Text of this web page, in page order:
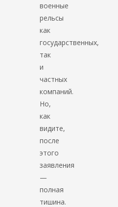
военные
рельсы
как
государственных,
так
и
частных
компаний.
Но,
как
видите,
после
этого
заявления
—
полная
тишина.